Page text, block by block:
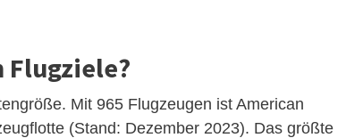
Flugziele?
Mit 965 Flugzeugen ist American
(Stand: Dezember 2023). Das größte